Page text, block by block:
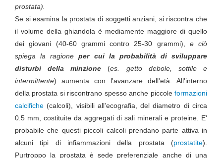
prostata).
Se si esamina la prostata di soggetti anziani, si riscontra che
il volume della ghiandola è mediamente maggiore di quello
dei giovani (40-60 grammi contro 25-30 grammi), e ciò
spiega la ragioneper cui la probabilità di sviluppare
disturbi della minzione (es. getto debole, sottile e
intermittente) aumenta con l'avanzare dell'età. All'interno
della prostata si riscontrano spesso anche piccole formazioni
calcifiche (calcoli), visibili all'ecografia, del diametro di circa
0.5 mm, costituite da aggregati di sali minerali e proteine. E'
probabile che questi piccoli calcoli prendano parte attiva in
alcuni tipi di infiammazioni della prostata (prostatite)
Purtroppo la prostata è sede preferenziale anche di una